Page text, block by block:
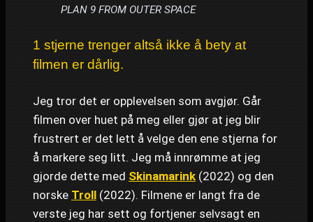
PLAN 9 FROM OUTER SPACE
1 stjerne trenger altså ikke å bety at
filmen er dårlig.
Jeg tror det er opplevelsen som avgjør. Går
filmen over huet på meg eller gjør at jeg blir
frustrert er det lett å velge den ene stjerna for
å markere seg litt. Jeg må innrømme at jeg
gjorde dette med Skinamarink (2022) og den
norske Troll (2022). Filmene er langt fra de
verste jeg har sett og fortjener selvsagt en